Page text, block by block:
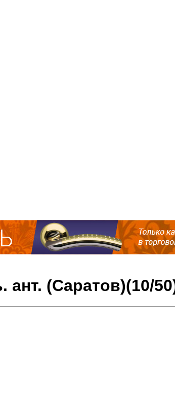
(Саратов)(10/